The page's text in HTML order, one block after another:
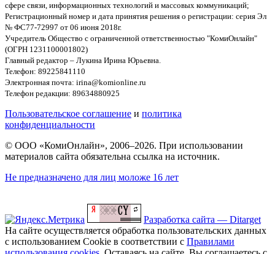
сфере связи, информационных технологий и массовых коммуникаций;
Регистрационный номер и дата принятия решения о регистрации: серия Эл
№ ФС77-72997 от 06 июня 2018г.
Учредитель Общество с ограниченной ответственностью "КомиОнлайн"
(ОГРН 1231100001802)
Главный редактор – Лукина Ирина Юрьевна.
Телефон: 89225841110
Электронная почта: irina@komionline.ru
Телефон редакции: 89634880925
Пользовательское соглашение и политика
конфиденциальности
© ООО «КомиОнлайн», 2006–2026. При использовании
материалов сайта обязательна ссылка на источник.
Не предназначено для лиц моложе 16 лет
Разработка сайта — Ditarget
На сайте осуществляется обработка пользовательских данных
с использованием Cookie в соответствии с Правилами